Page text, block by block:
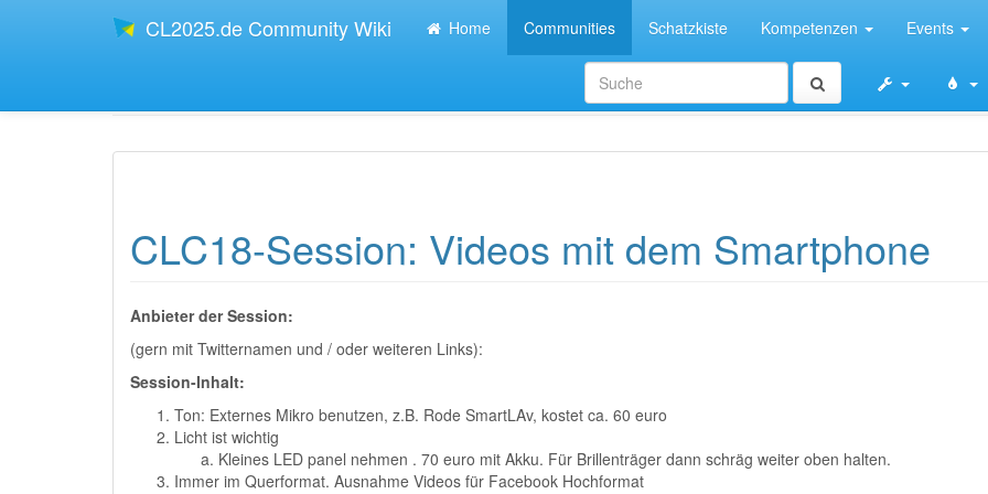
CL2025.de Community Wiki Home Communities Schatzkiste Kompetenzen Events
CLC18-Session: Videos mit dem Smartphone
Anbieter der Session:
(gern mit Twitternamen und / oder weiteren Links):
Session-Inhalt:
Ton: Externes Mikro benutzen, z.B. Rode SmartLAv, kostet ca. 60 euro
Licht ist wichtig
Kleines LED panel nehmen . 70 euro mit Akku. Für Brillenträger dann schräg weiter oben halten.
Immer im Querformat. Ausnahme Videos für Facebook Hochformat